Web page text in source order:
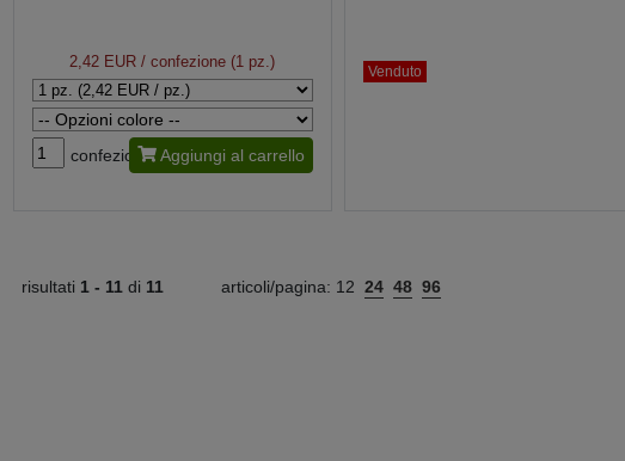
2,42 EUR / confezione (1 pz.)
confezione Aggiungi al carrello
Venduto
risultati 1 - 11 di 11 articoli/pagina: 12 24 48 96